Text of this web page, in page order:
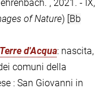
, 2021. - IX,
of Nature) [Bb
d'Acqua: nascita,
comuni della
: San Giovanni in